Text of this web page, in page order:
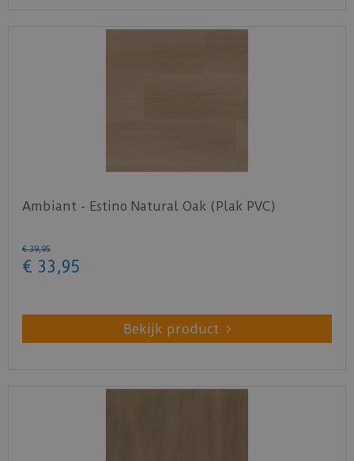
Ambiant - Estino Natural Oak (Plak PVC)
€ 39,95
€ 33 ,95
Bekijk product